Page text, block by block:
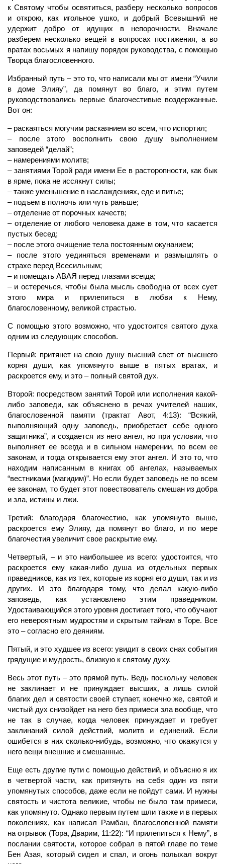
к Святому чтобы освятиться, разберу несколько вопросов
и открою, как игольное ушко, и добрый Всевышний не
удержит добро от идущих в непорочности. Вначале
разберем несколько вещей в вопросах постижения, а во
вратах восьмых я напишу порядок руководства, с помощью
Творца благословенного.
Избранный путь – это то, что написали мы от имени “Учили
в доме Элияу”, да помянут во благо, и этим путем
руководствовались первые благочестивые воздержанные.
Вот он:
– раскаяться могучим раскаянием во всем, что испортил;
– после этого восполнить свою душу выполнением
заповедей “делай”;
– намерениями молитв;
– занятиями Торой ради имени Ее в расторопности, как бык
в ярме, пока не иссякнут силы;
– также уменьшение в наслаждениях, еде и питье;
– подъем в полночь или чуть раньше;
– отделение от порочных качеств;
– отделение от любого человека даже в том, что касается
пустых бесед;
– после этого очищение тела постоянным окунанием;
– после этого уединяться временами и размышлять о
страхе перед Всесильным;
– и помещать АВАЯ перед глазами всегда;
– и остеречься, чтобы была мысль свободна от всех сует
этого мира и прилепиться в любви к Нему,
благословенному, великой страстью.
С помощью этого возможно, что удостоится святого духа
одним из следующих способов.
Первый: притянет на свою душу высший свет от высшего
корня души, как упомянуто выше в пятых вратах, и
раскроется ему, и это – полный святой дух.
Второй: посредством занятий Торой или исполнения какой-
либо заповеди, как объяснено в речах учителей наших,
благословенной памяти (трактат Авот, 4:13): “Всякий,
выполняющий одну заповедь, приобретает себе одного
защитника”, и создается из него ангел, но при условии, что
выполняет ее всегда и в сильном намерении, по всем ее
законам, и тогда открывается ему этот ангел. И это то, что
находим написанным в книгах об ангелах, называемых
“вестниками (магидим)”. Но если будет заповедь не по всем
ее законам, то будет этот повествователь смешан из добра
и зла, истины и лжи.
Третий: благодаря благочестию, как упомянуто выше,
раскроется ему Элияу, да помянут во благо, и по мере
благочестия увеличит свое раскрытие ему.
Четвертый, – и это наибольшее из всего: удостоится, что
раскроется ему какая-либо душа из отдельных первых
праведников, как из тех, которые из корня его души, так и из
других. И это благодаря тому, что делал какую-либо
заповедь, как установлено этим праведником.
Удостаивающийся этого уровня достигает того, что обучают
его невероятным мудростям и скрытым тайнам в Торе. Все
это – согласно его деяниям.
Пятый, и это худшее из всего: увидит в своих снах события
грядущие и мудрость, близкую к святому духу.
Весь этот путь – это прямой путь. Ведь поскольку человек
не заклинает и не принуждает высших, а лишь силой
благих дел и святости своей ступает, конечно же, святой и
чистый дух снизойдет на него без примеси зла вообще, что
не так в случае, когда человек принуждает и требует
заклинаний силой действий, молитв и единений. Если
ошибется в них сколько-нибудь, возможно, что окажутся у
него вещи внешние и смешанные.
Еще есть другие пути с помощью действий, и объясню я их
в четвертой части, как притянуть на себя один из пяти
упомянутых способов, даже если не пойдут сами. И нужны
святость и чистота великие, чтобы не было там примеси,
как упомянуто. Однако первым путем шли также и в первых
поколениях, как написал Рамбан, благословенной памяти
на отрывок (Тора, Дварим, 11:22): “И прилепиться к Нему”, в
послании святости, которое собрал в пятой главе по теме
Бен Азая, который сидел и спал, и огонь полыхал вокруг